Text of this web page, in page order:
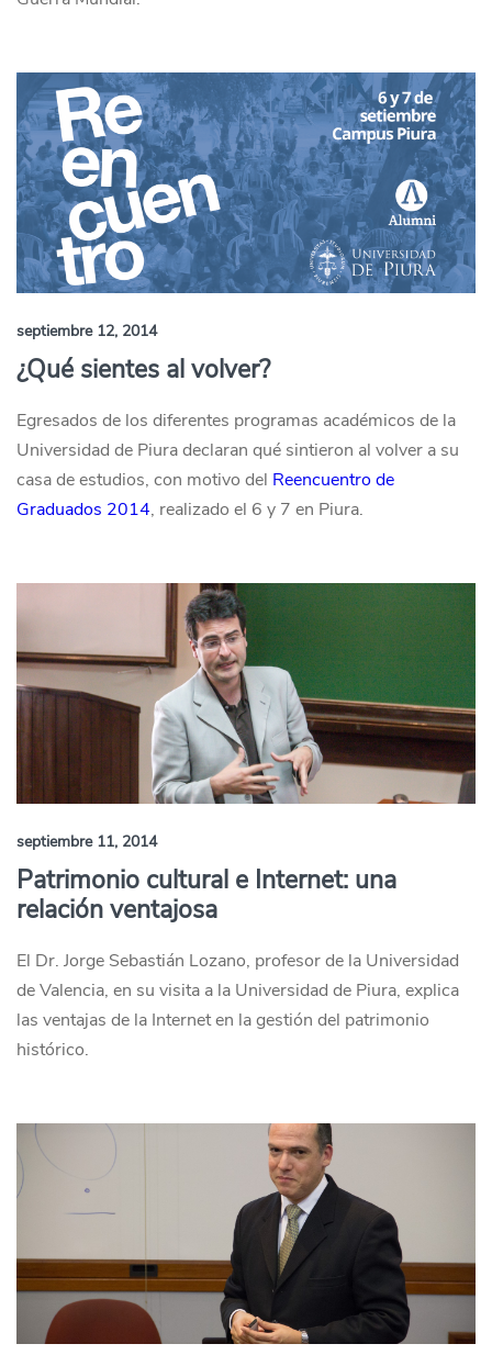
septiembre 12, 2014
¿Qué sientes al volver?
Egresados de los diferentes programas académicos de la
Universidad de Piura declaran qué sintieron al volver a su
casa de estudios, con motivo del Reencuentro de
Graduados 2014, realizado el 6 y 7 en Piura.
septiembre 11, 2014
Patrimonio cultural e Internet: una
relación ventajosa
El Dr. Jorge Sebastián Lozano, profesor de la Universidad
de Valencia, en su visita a la Universidad de Piura, explica
las ventajas de la Internet en la gestión del patrimonio
histórico.